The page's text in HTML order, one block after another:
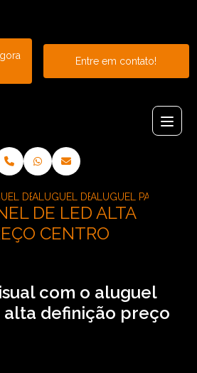
Entre em contato!
DE PAINEL
ALUGUEL DE PAINEL DE LED P2
ALUGUEL PAINEL DE
DE LED ALTA
CENTRO
com o aluguel
alta definição preço